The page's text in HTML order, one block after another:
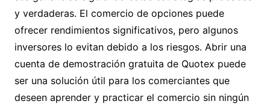
y verdaderas. El comercio de opciones puede
ofrecer rendimientos significativos, pero algunos
inversores lo evitan debido a los riesgos. Abrir una
cuenta de demostración gratuita de Quotex puede
ser una solución útil para los comerciantes que
deseen aprender y practicar el comercio sin ningún